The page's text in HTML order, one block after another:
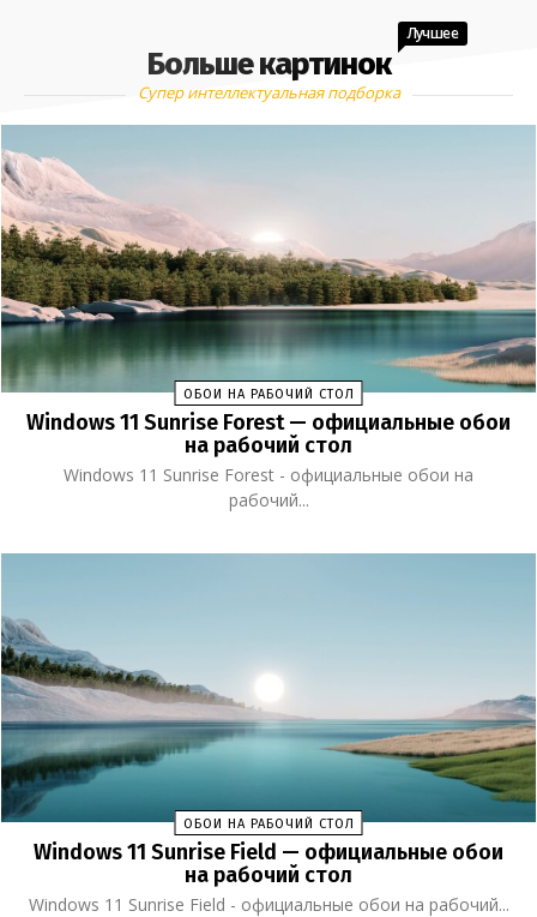
Больше картинок
Лучшее
Супер интеллектуальная подборка
ОБОИ НА РАБОЧИЙ СТОЛ
Windows 11 Sunrise Forest — официальные обои
на рабочий стол
Windows 11 Sunrise Forest - официальные обои на
рабочий...
ОБОИ НА РАБОЧИЙ СТОЛ
Windows 11 Sunrise Field — официальные обои
на рабочий стол
Windows 11 Sunrise Field - официальные обои на рабочий...